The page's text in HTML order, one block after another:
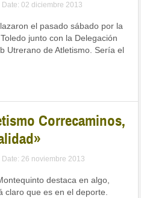
Date: 02 diciembre 2013
el pasado sábado por la
junto con la Delegación
Utrerano de Atletismo. Sería el
Correcaminos,
Date: 26 noviembre 2013
destaca en algo,
claro que es en el deporte.